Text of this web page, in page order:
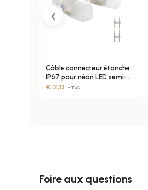
Câble connecteur étanche
IP67 pour néon LED semi-
circulaire blanc
€ 2,13 HTVA
‹
Foire aux questions